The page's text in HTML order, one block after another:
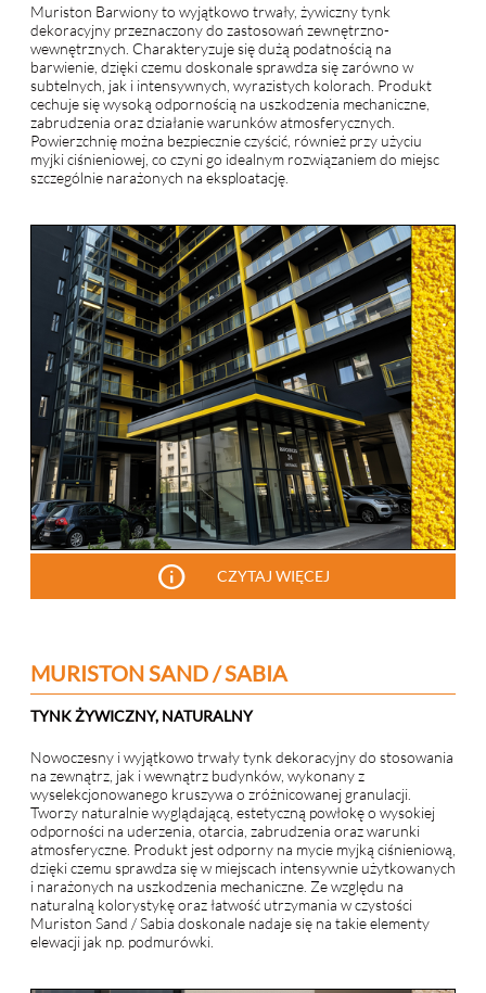
Muriston Barwiony to wyjątkowo trwały, żywiczny tynk
dekoracyjny przeznaczony do zastosowań zewnętrzno-
wewnętrznych. Charakteryzuje się dużą podatnością na
barwienie, dzięki czemu doskonale sprawdza się zarówno w
subtelnych, jak i intensywnych, wyrazistych kolorach. Produkt
cechuje się wysoką odpornością na uszkodzenia mechaniczne,
zabrudzenia oraz działanie warunków atmosferycznych.
Powierzchnię można bezpiecznie czyścić, również przy użyciu
myjki ciśnieniowej, co czyni go idealnym rozwiązaniem do miejsc
szczególnie narażonych na eksploatację.
info CZYTAJ WIĘCEJ
MURISTON SAND / SABIA
TYNK ŻYWICZNY, NATURALNY
Nowoczesny i wyjątkowo trwały tynk dekoracyjny do stosowania
na zewnątrz, jak i wewnątrz budynków, wykonany z
wyselekcjonowanego kruszywa o zróżnicowanej granulacji.
Tworzy naturalnie wyglądającą, estetyczną powłokę o wysokiej
odporności na uderzenia, otarcia, zabrudzenia oraz warunki
atmosferyczne. Produkt jest odporny na mycie myjką ciśnieniową,
dzięki czemu sprawdza się w miejscach intensywnie użytkowanych
i narażonych na uszkodzenia mechaniczne. Ze względu na
naturalną kolorystykę oraz łatwość utrzymania w czystości
Muriston Sand / Sabia doskonale nadaje się na takie elementy
elewacji jak np. podmurówki.